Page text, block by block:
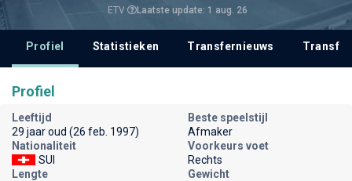
ETV Laatste update: 1 aug. 26
Profiel Statistieken Transfernieuws
Profiel
Leeftijd
29 jaar oud (26 feb. 1997)
Beste speelstijl
Afmaker
Nationaliteit
SUI
Voorkeurs voet
Rechts
Lengte
Gewicht